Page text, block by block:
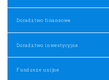
Doradztwo finansowe
Doradztwo inwestycyjne
Fundusze unijne